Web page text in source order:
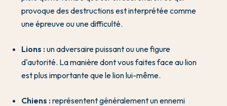
provoque des destructions est interprétée comme
une épreuve ou une difficulté.
Lions :un adversaire puissant ou une figure
d'autorité. La manière dont vous faites face au lion
est plus importante que le lion lui-même.
Chiens :représentent généralement un ennemi